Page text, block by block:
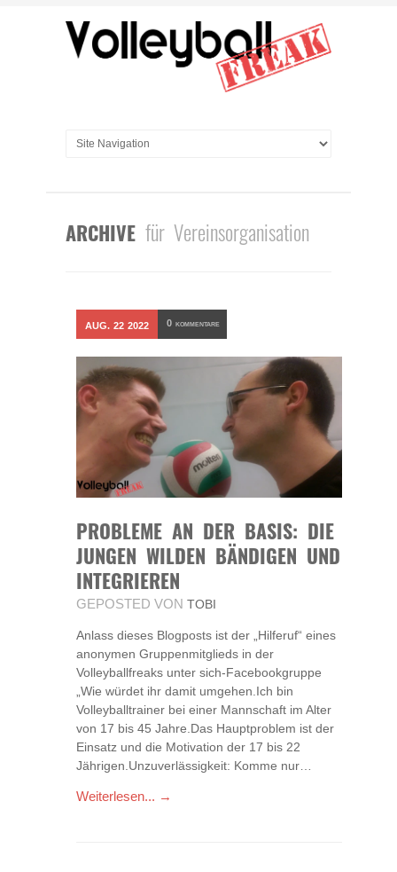
ARCHIVE für Vereinsorganisation
AUG. 22 2022 0 KOMMENTARE
PROBLEME AN DER BASIS: DIE
JUNGEN WILDEN BÄNDIGEN UND
INTEGRIEREN
GEPOSTED VON TOBI
Anlass dieses Blogposts ist der „Hilferuf“ eines
anonymen Gruppenmitglieds in der
Volleyballfreaks unter sich-Facebookgruppe
„Wie würdet ihr damit umgehen.Ich bin
Volleyballtrainer bei einer Mannschaft im Alter
von 17 bis 45 Jahre.Das Hauptproblem ist der
Einsatz und die Motivation der 17 bis 22
Jährigen.Unzuverlässigkeit: Komme nur…
Weiterlesen... →